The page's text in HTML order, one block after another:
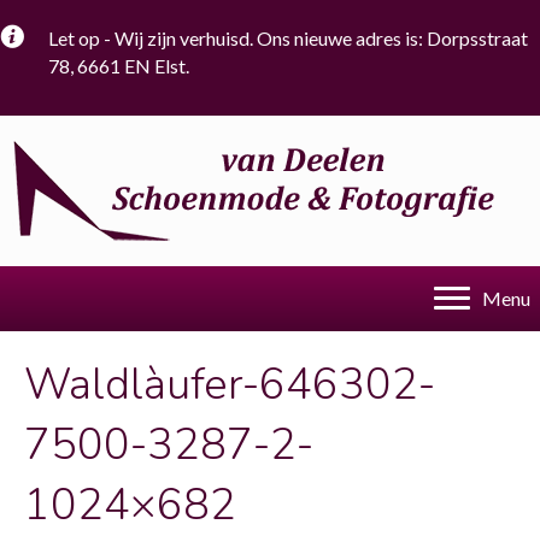
Let op - Wij zijn verhuisd. Ons nieuwe adres is: Dorpsstraat
78, 6661 EN Elst.
Menu
Waldlàufer-646302-
7500-3287-2-
1024×682